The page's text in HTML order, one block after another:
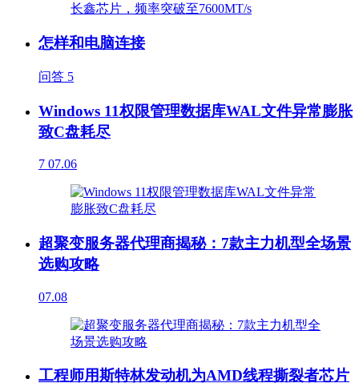
怎样和电脑连接
问答 5
Windows 11权限管理数据库WAL文件异常膨胀
致C盘耗尽
7 07.06
超聚变服务器代理商揭秘：7款主力机型全场景
选购攻略
07.08
工程师用斯特林发动机为AMD线程撕裂者芯片